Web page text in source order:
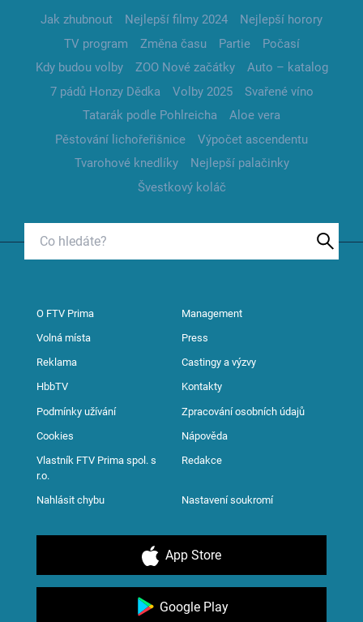
Jak zhubnout Nejlepší filmy 2024
Nejlepší horory
TV program
Změna času Partie
Počasí
Kdy budou volby
ZOO Nové začátky
Auto – katalog
7 pádů Honzy Dědka
Volby 2025
Svařené víno
Tatarák podle Pohlreicha
Aloe vera
Pěstování lichořeřišnice
Výpočet ascendentu
Tvarohové knedlíky
Nejlepší palačinky
Švestkový koláč
O FTV Prima Management
Volná místa Press
Reklama Castingy a výzvy
HbbTV Kontakty
Podmínky užívání Zpracování osobních údajů
Cookies Nápověda
Vlastník FTV Prima spol. s
r.o.
Redakce
Nahlásit chybu Nastavení soukromí
App Store
Google Play